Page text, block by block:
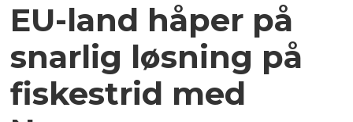
EU-land håper på
snarlig løsning på
fiskestrid med